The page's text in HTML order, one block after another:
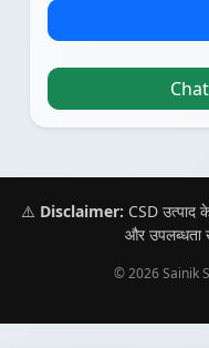
⚠️ Disclaimer: CSD उत्पाद
और उपलब्धता
© 2026 Sainik